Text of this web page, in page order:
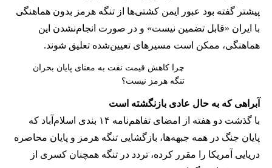
پیشتر گفته بود عبور ایمن کشتی‌ها از تنگه هرمز بدون هماهنگی
با ایران «قابل تضمین نیست» و در صورت انجام‌نشدن این
هماهنگی، ممکن است مسیرهای تعیین‌شده تعلیق شوند.
چرا کاهش قیمت نفت به معنای پایان بحران
تنگه هرمز نیست؟
آبراهی که به حال عادی بازنگشته است
با گذشت دو هفته از امضای تفاهم‌نامه ۱۴ بندی اسلام‌آباد که
پایان جنگ در همه جبهه‌ها، بازگشایی تنگه هرمز و پایان محاصره
دریایی آمریکا را مقرر کرده، تردد در تنگه همچنان کسری از